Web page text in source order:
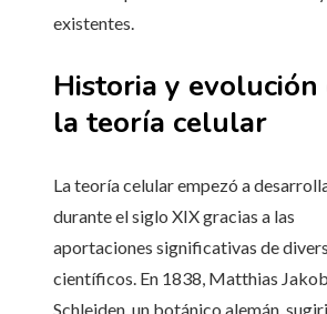
existentes.
Historia y evolución
la teoría celular
La teoría celular empezó a
durante el siglo XIX gracias a las
aportaciones significativas de
científicos. En 1838, Matthias Jakob
Schleiden, un botánico alemán,